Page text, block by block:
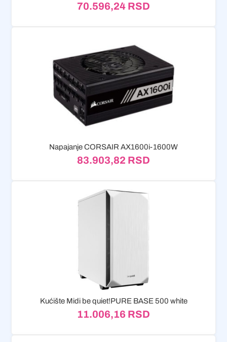
70.596,24 RSD
Napajanje CORSAIR AX1600i-1600W
83.903,82 RSD
Kućište Midi be quiet!PURE BASE 500 white
11.006,16 RSD